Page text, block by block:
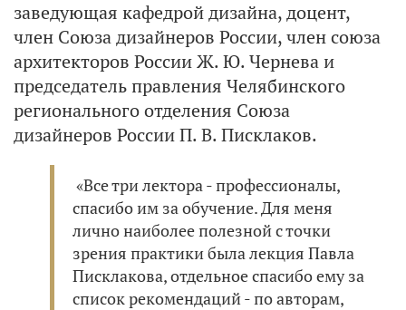
заведующая кафедрой дизайна, доцент,
член Союза дизайнеров России, член союза
архитекторов России Ж. Ю. Чернева и
председатель правления Челябинского
регионального отделения Союза
дизайнеров России П. В. Писклаков.
«Все три лектора - профессионалы,
спасибо им за обучение. Для меня
лично наиболее полезной с точки
зрения практики была лекция Павла
Писклакова, отдельное спасибо ему за
список рекомендаций - по авторам,